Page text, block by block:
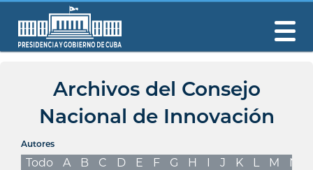
Archivos del Consejo
Nacional de Innovación
Autores
Todo A B C D E F G H I J K L M N